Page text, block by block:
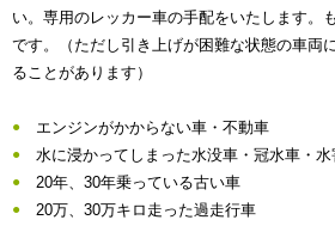
い。専用のレッカー車の手配をいたします。
です。（ただし引き上げが困難な状態の車両
ることがあります）
エンジンがかからない車・不動車
水に浸かってしまった水没車・冠水車・
20年、30年乗っている古い車
20万、30万キロ走った過走行車